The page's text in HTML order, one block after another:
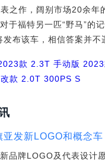
之作，阔别市场20余年
于福特另一匹“野马”的
布该车，相信答案并不
款 2.3T 手动版
款 2.0T 300PS S
发新LOGO和概念车
品牌LOGO及代表设计